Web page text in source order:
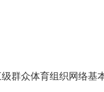
级群众体育组织网络基